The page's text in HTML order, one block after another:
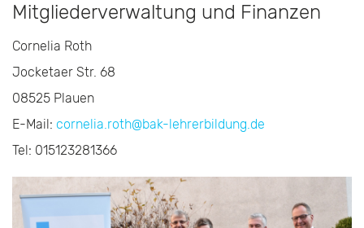
Mitgliederverwaltung und Finanzen
Cornelia Roth
Jocketaer Str. 68
08525 Plauen
E-Mail: cornelia.roth@bak-lehrerbildung.de
Tel: 015123281366